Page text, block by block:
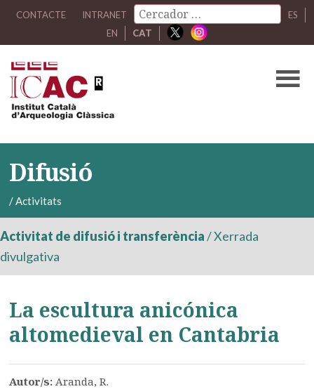
CONTACTE INTRANET
ES
EN
CAT
Difusió
/Activitats
Activitat de difusió i transferència/Xerrada
divulgativa
La escultura anicónica
altomedieval en Cantabria
Autor/s:Aranda, R.